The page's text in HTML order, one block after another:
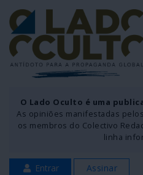
O Lado Oculto é uma
As opiniões manifestadas
os membros do Colectivo
linha
Entrar Assinar